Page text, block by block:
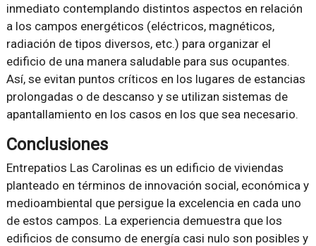
inmediato contemplando distintos aspectos en relación
a los campos energéticos (eléctricos, magnéticos,
radiación de tipos diversos, etc.) para organizar el
edificio de una manera saludable para sus ocupantes.
Así, se evitan puntos críticos en los lugares de estancias
prolongadas o de descanso y se utilizan sistemas de
apantallamiento en los casos en los que sea necesario.
Conclusiones
Entrepatios Las Carolinas es un edificio de viviendas
planteado en términos de innovación social, económica y
medioambiental que persigue la excelencia en cada uno
de estos campos. La experiencia demuestra que los
edificios de consumo de energía casi nulo son posibles y